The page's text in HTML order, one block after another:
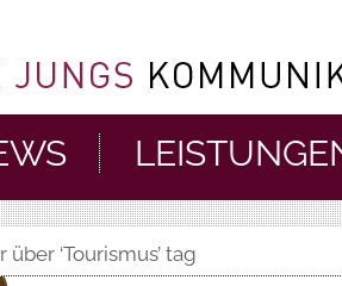
über ‘Tourismus’ tag